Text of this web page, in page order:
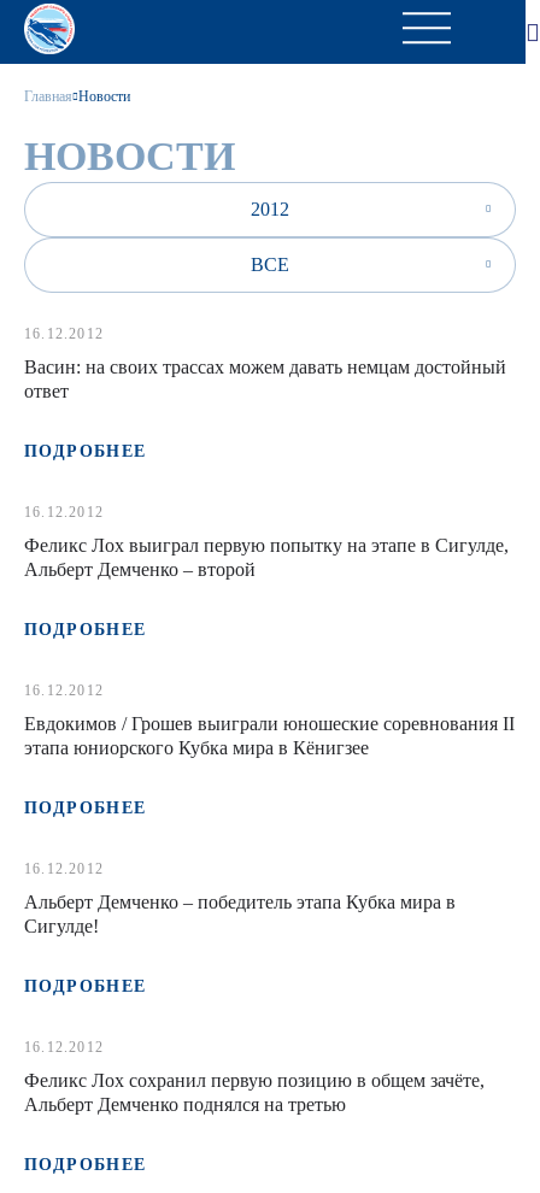
Главная Новости
НОВОСТИ
2012
ВСЕ
16.12.2012
Васин: на своих трассах можем давать немцам достойный
ответ
ПОДРОБНЕЕ
16.12.2012
Феликс Лох выиграл первую попытку на этапе в Сигулде,
Альберт Демченко – второй
ПОДРОБНЕЕ
16.12.2012
Евдокимов / Грошев выиграли юношеские соревнования II
этапа юниорского Кубка мира в Кёнигзее
ПОДРОБНЕЕ
16.12.2012
Альберт Демченко – победитель этапа Кубка мира в
Сигулде!
ПОДРОБНЕЕ
16.12.2012
Феликс Лох сохранил первую позицию в общем зачёте,
Альберт Демченко поднялся на третью
ПОДРОБНЕЕ